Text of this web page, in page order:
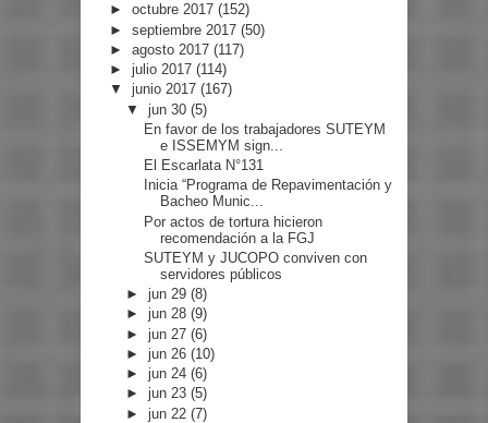
► octubre 2017 (152)
► septiembre 2017 (50)
► agosto 2017 (117)
► julio 2017 (114)
▼ junio 2017 (167)
▼jun 30(5)
En favor de los trabajadores SUTEYM
e ISSEMYM sign...
El Escarlata N°131
Inicia “Programa de Repavimentación y
Bacheo Munic...
Por actos de tortura hicieron
recomendación a la FGJ
SUTEYM y JUCOPO conviven con
servidores públicos
►jun 29(8)
►jun 28(9)
►jun 27(6)
►jun 26(10)
►jun 24(6)
►jun 23(5)
►jun 22(7)